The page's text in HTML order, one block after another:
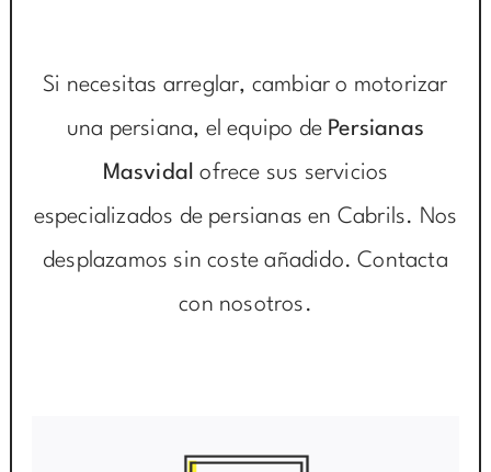
Si necesitas arreglar, cambiar o motorizar
una persiana, el equipo de Persianas
Masvidal ofrece sus servicios
especializados de persianas en Cabrils. Nos
desplazamos sin coste añadido. Contacta
con nosotros.